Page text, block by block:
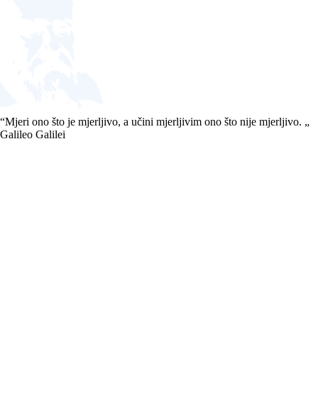
“Mjeri ono što je mjerljivo, a učini mjerljivim ono što nije mjerljivo. „
Galileo Galilei